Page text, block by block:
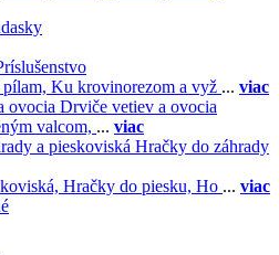
Ku krovinorezom a vyž ... viac
Drviče vetiev a ovocia
valcom, ... viac
Hračky do záhrady
Hračky do piesku, Ho ... viac